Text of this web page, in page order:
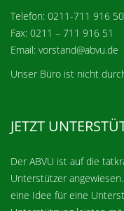
Telefon: 0211-711 916 50
Fax: 0211 – 711 916 51
Email: vorstand@abvu.de
Unser Büro ist nicht
JETZT
Der ABVU ist auf die
Unterstützer
eine Idee für eine